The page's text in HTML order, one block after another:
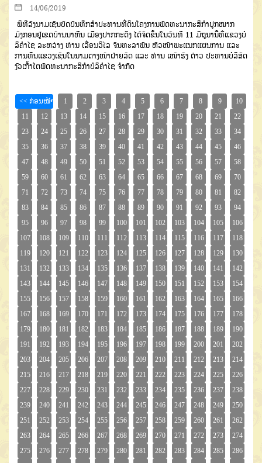
14/06/2019
ພິທີລົງນາມເຊັນບົດບັນທຶກສຳປະທານທີ່ດິນໂຄງການພັດທະນາກະສິກຳປູກໝາກ
ມັງກອນຢູ່ເຂດບ້ານນາຫີນ ເມືອງປາກກະດິງ ໄດ້ຈັດຂຶ້ນໃນວັນທີ 11 ມິຖຸນານີ້ທີ່ແຂວງບໍ
ລິຄຳໄຊ ລະຫວ່າງ ທ່ານ ເລື່ອນວິໄລ ຈັນທະລາພັນ ຫົວໜ້າພະແນກແຜນການ ແລະ
ການທຶນແຂວງເຊັນໃນນາມຕາງໜ້າຝ່າຍລັດ ແລະ ທ່ານ ເໜົາຮົງ ຕ່າວ ປະທານບໍລິສັດ
ງົວເກົ້າໂຕພັດທະນາກະສິກຳບໍລິຄຳໄຊ ຈຳກັດ